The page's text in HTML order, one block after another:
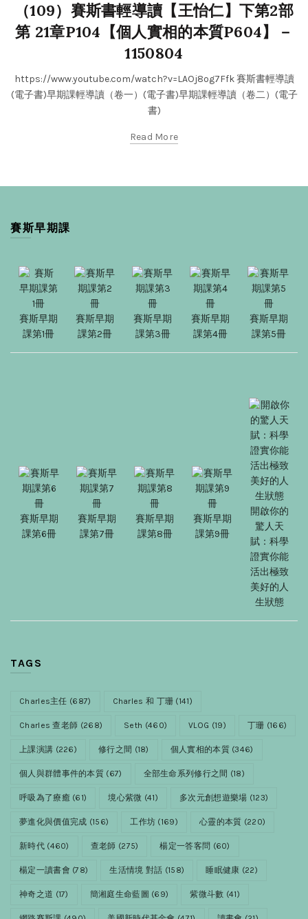
（109）賽斯書輕導讀【王怡仁】下第2部
第 21章P104【個人實相的本質P604】－
1150804
https://www.youtube.com/watch?v=LAOj8og7Ffk 賽斯書輕導讀
(電子書)早期課輕導讀（卷一）(電子書)早期課輕導讀（卷二）(電子
書)
Read More
賽斯早期課
賽斯早期
課第1冊
賽斯早期
課第2冊
賽斯早期
課第3冊
賽斯早期
課第4冊
賽斯早期
課第5冊
賽斯早期
課第6冊
賽斯早期
課第7冊
賽斯早期
課第8冊
賽斯早期
課第9冊
開啟你的
驚人天
賦：科學
證實你能
活出極致
美好的人
生狀態
TAGS
Charles主任 (687) Charles 和 丁珊 (141)
Charles 查老師 (268) Seth (460) VLOG (19) 丁珊 (166)
上課演講 (226) 修行之間 (18) 個人實相的本質(346)
個人與群體事件的本質 (67) 全部生命系列修行之間 (18)
呼吸為了療癒 (61) 境心紫微 (41) 多次元創想遊樂場 (123)
夢進化與價值完成 (156) 工作坊 (169) 心靈的本質 (220)
新時代(460) 查老師 (275) 楊定一答客問 (60)
楊定一讀書會 (78) 生活情境 對話 (158) 睡眠健康 (22)
神奇之道 (17) 簡湘庭生命藍圖 (69) 紫微斗數 (41)